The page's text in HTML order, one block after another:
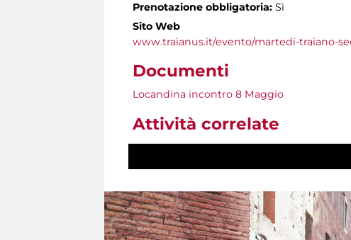
Prenotazione obbligatoria: Sì
Sito Web
www.traianus.it/evento/martedi-traiano-
Documenti
Locandina incontro 8 Maggio
Attività correlate